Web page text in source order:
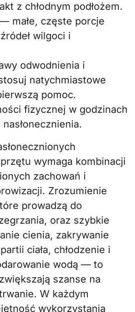
z chłodnym podłożem.
małe, częste porcje
wilgoci i
odwodnienia i
natychmiastowe
pomoc.
fizycznej w godzinach
wymaga kombinacji
zachowań i
Zrozumienie
prowadzą do
oraz szybkie
cienia, zakrywanie
ciała, chłodzenie i
wodą — to
szanse na
W każdym
wykorzystania